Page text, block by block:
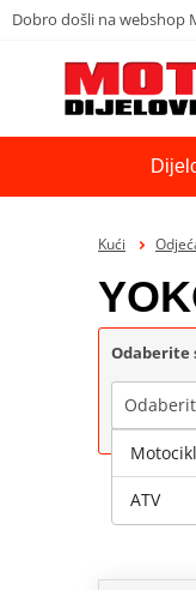
Dobro došli na webshop
Kući
Odaberite
ATV